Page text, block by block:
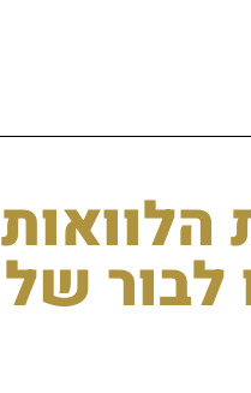
לבור של